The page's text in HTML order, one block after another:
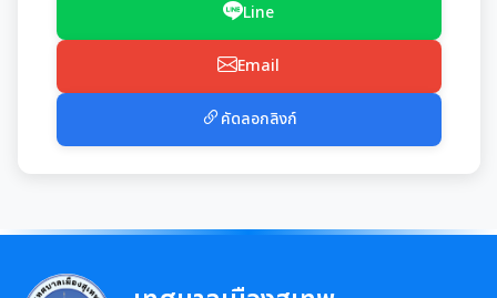
งานรักษาความสะอาดและจัดเก็บมูลฝอย
Line
Email
คัดลอกลิงก์